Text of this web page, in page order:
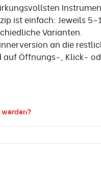
ist einfach: Jeweils
Varianten.
an die
auf Öffnungs-, Klick-